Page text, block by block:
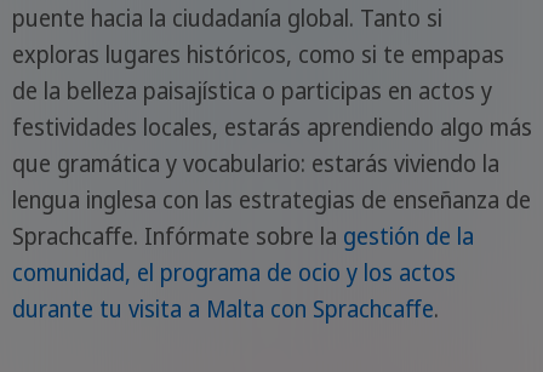
puente hacia la ciudadanía global. Tanto si
exploras lugares históricos, como si te empapas
de la belleza paisajística o participas en actos y
festividades locales, estarás aprendiendo algo más
que gramática y vocabulario: estarás viviendo la
lengua inglesa con las estrategias de enseñanza de
Sprachcaffe. Infórmate sobre la gestión de la
comunidad, el programa de ocio y los actos
durante tu visita a Malta con Sprachcaffe.